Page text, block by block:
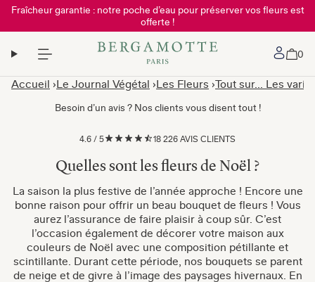
Fraîcheur garantie : notre poche d’eau pour préserver vos fleurs est
offerte !
Mon
0
Accueil Le Journal Végétal Les Fleurs Tout sur... Les
Besoin d’un avis ? Nos clients vous disent tout !
4.6 / 5 18 226 AVIS CLIENTS
Quelles sont les fleurs de Noël ?
La saison la plus festive de l’année approche ! Encore une
bonne raison pour offrir un beau bouquet de fleurs ! Vous
aurez l’assurance de faire plaisir à coup sûr. C’est
l’occasion également de décorer votre maison aux
couleurs de Noël avec une composition pétillante et
scintillante. Durant cette période, nos bouquets se parent
de neige et de givre à l’image des paysages hivernaux. En